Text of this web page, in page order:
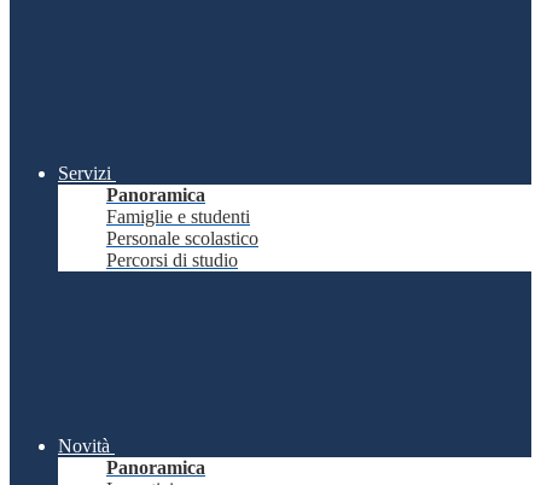
Servizi
Panoramica
Famiglie e studenti
Personale scolastico
Percorsi di studio
Novità
Panoramica